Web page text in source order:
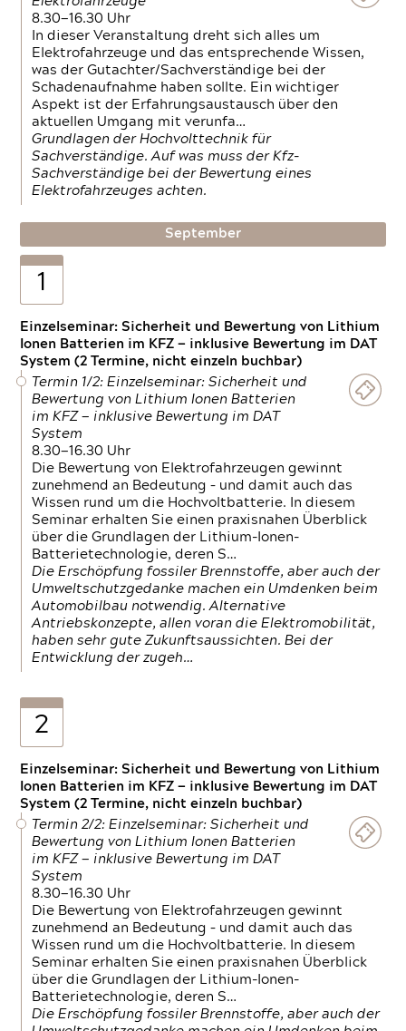
8.30—16.30 Uhr
In dieser Veranstaltung dreht sich alles um
Elektrofahrzeuge und das entsprechende Wissen,
was der Gutachter/Sachverständige bei der
Schadenaufnahme haben sollte. Ein wichtiger
Aspekt ist der Erfahrungsaustausch über den
aktuellen Umgang mit verunfa…
Grundlagen der Hochvolttechnik für
Sachverständige. Auf was muss der Kfz-
Sachverständige bei der Bewertung eines
Elektrofahrzeuges achten.
September
1
Einzelseminar: Sicherheit und Bewertung von Lithium
Ionen Batterien im KFZ — inklusive Bewertung im DAT
System (2 Termine, nicht einzeln buchbar)
Termin 1/2: Einzelseminar: Sicherheit und
Bewertung von Lithium Ionen Batterien
im KFZ — inklusive Bewertung im DAT
System
8.30—16.30 Uhr
Die Bewertung von Elektrofahrzeugen gewinnt
zunehmend an Bedeutung – und damit auch das
Wissen rund um die Hochvoltbatterie. In diesem
Seminar erhalten Sie einen praxisnahen Überblick
über die Grundlagen der Lithium-Ionen-
Batterietechnologie, deren S…
Die Erschöpfung fossiler Brennstoffe, aber auch der
Umweltschutzgedanke machen ein Umdenken beim
Automobilbau notwendig. Alternative
Antriebskonzepte, allen voran die Elektromobilität,
haben sehr gute Zukunftsaussichten. Bei der
Entwicklung der zugeh…
2
Einzelseminar: Sicherheit und Bewertung von Lithium
Ionen Batterien im KFZ — inklusive Bewertung im DAT
System (2 Termine, nicht einzeln buchbar)
Termin 2/2: Einzelseminar: Sicherheit und
Bewertung von Lithium Ionen Batterien
im KFZ — inklusive Bewertung im DAT
System
8.30—16.30 Uhr
Die Bewertung von Elektrofahrzeugen gewinnt
zunehmend an Bedeutung – und damit auch das
Wissen rund um die Hochvoltbatterie. In diesem
Seminar erhalten Sie einen praxisnahen Überblick
über die Grundlagen der Lithium-Ionen-
Batterietechnologie, deren S…
Die Erschöpfung fossiler Brennstoffe, aber auch der